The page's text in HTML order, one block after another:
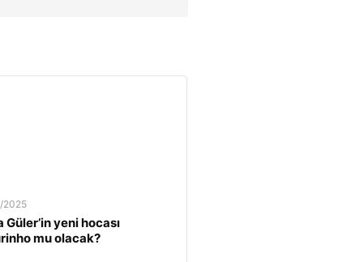
2025
Güler’in yeni hocası
mu olacak?